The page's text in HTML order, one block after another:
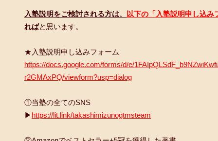
入塾説明をご検討される方は、
以下の「入塾説明申し込み
ればと思います。
★入塾説明申し込みフォーム
https://docs.google.com/forms/d/e/
r2GMAxPQ/viewform?usp=dialog
①当塾の全てのSNS
▶ https://lit.link/takashimizunogtmsteam